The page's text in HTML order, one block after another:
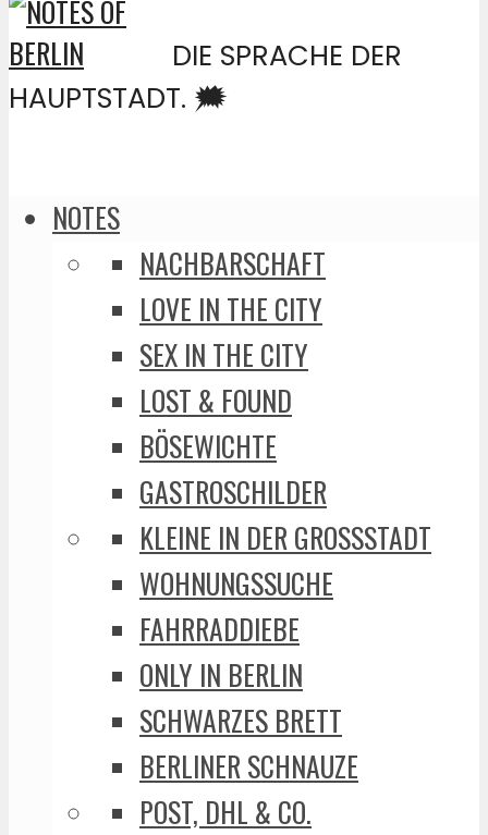
DIE SPRACHE DER
HAUPTSTADT. 🗯️
NOTES
NACHBARSCHAFT
LOVE IN THE CITY
SEX IN THE CITY
LOST & FOUND
BÖSEWICHTE
GASTROSCHILDER
KLEINE IN DER GROSSSTADT
WOHNUNGSSUCHE
FAHRRADDIEBE
ONLY IN BERLIN
SCHWARZES BRETT
BERLINER SCHNAUZE
POST, DHL & CO.